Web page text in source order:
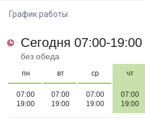
График работы
Сегодня 07:00-19:00
без обеда
пн вт ср чт
07:00
19:00
07:00
19:00
07:00
19:00
07:00
19:00